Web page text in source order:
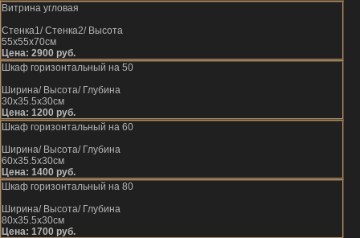
Витрина угловая
Стенка1/ Стенка2/ Высота
55х55х70см
Цена: 2900 руб.
Шкаф горизонтальный на 50
Ширина/ Высота/ Глубина
30х35.5х30см
Цена: 1200 руб.
Шкаф горизонтальный на 60
Ширина/ Высота/ Глубина
60х35.5х30см
Цена: 1400 руб.
Шкаф горизонтальный на 80
Ширина/ Высота/ Глубина
80х35.5х30см
Цена: 1700 руб.